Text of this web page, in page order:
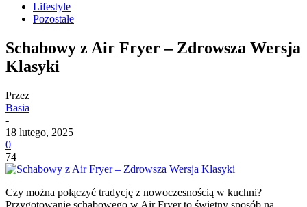
Lifestyle
Pozostałe
Schabowy z Air Fryer – Zdrowsza Wersja
Klasyki
Przez
Basia
-
18 lutego, 2025
0
74
Czy można połączyć tradycję z nowoczesnością w kuchni?
Przygotowanie schabowego w Air Fryer to świetny sposób na